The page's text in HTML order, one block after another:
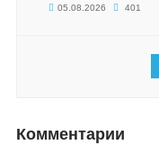
05.08.2026 401
Комментарии